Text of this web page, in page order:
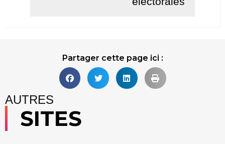
Partager cette page ici :
AUTRES
SITES